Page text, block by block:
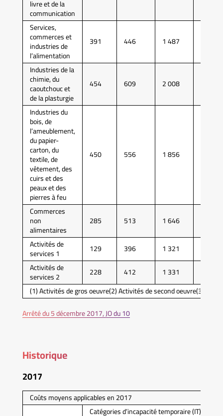
livre et de la
communication
Services,
commerces et
industries de
l’alimentation
391 446 1 487
Industries de la
chimie, du
caoutchouc et
de la plasturgie
454 609 2 008
Industries du
bois, de
l’ameublement,
du papier-
carton, du
textile, de
vêtement, des
cuirs et des
peaux et des
pierres à feu
450 556 1 856
Commerces
non
alimentaires
285 513 1 646
Activités de
services 1 129 396 1 321
Activités de
services 2 228 412 1 331
(1) Activités de gros oeuvre(2) Activités de second oeuvre(3)
Arrêté du 5 décembre 2017, JO du 10
Historique
2017
Coûts moyens applicables en 2017
Catégories d’incapacité temporaire (IT)